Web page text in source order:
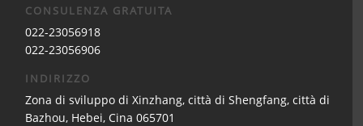
CONSULENZA GRATUITA
022-23056918
022-23056906
INDIRIZZO
Zona di sviluppo di Xinzhang, città di Shengfang, città di
Bazhou, Hebei, Cina 065701